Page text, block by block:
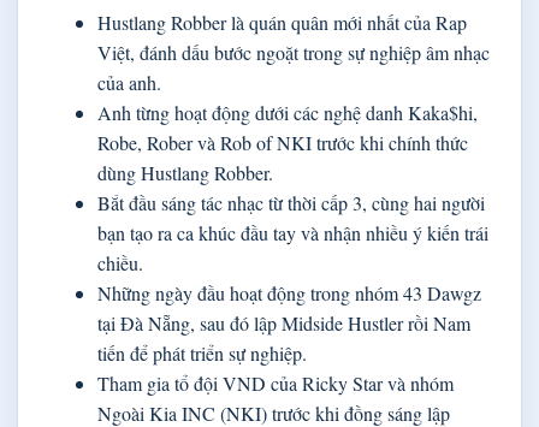
Hustlang Robber là quán quân mới nhất của Rap
Việt, đánh dấu bước ngoặt trong sự nghiệp âm nhạc
của anh.
Anh từng hoạt động dưới các nghệ danh Kaka$hi,
Robe, Rober và Rob of NKI trước khi chính thức
dùng Hustlang Robber.
Bắt đầu sáng tác nhạc từ thời cấp 3, cùng hai người
bạn tạo ra ca khúc đầu tay và nhận nhiều ý kiến trái
chiều.
Những ngày đầu hoạt động trong nhóm 43 Dawgz
tại Đà Nẵng, sau đó lập Midside Hustler rồi Nam
tiến để phát triển sự nghiệp.
Tham gia tổ đội VND của Ricky Star và nhóm
Ngoài Kia INC (NKI) trước khi đồng sáng lập